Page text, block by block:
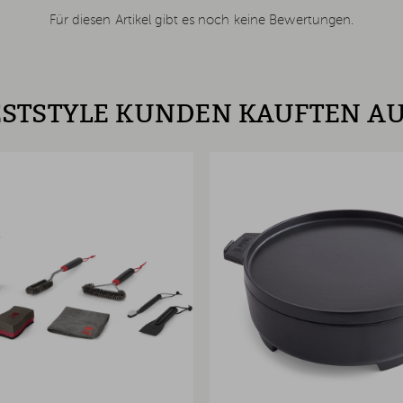
Für diesen Artikel gibt es noch keine Bewertungen.
KUNDEN KAUFTEN